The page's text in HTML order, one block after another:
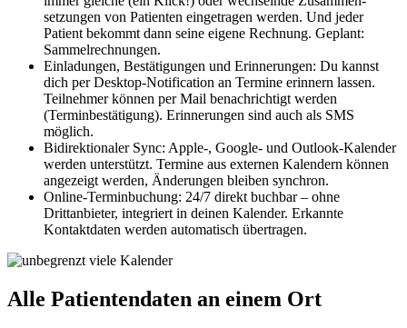
setzungen von Patienten eingetragen werden. Und jeder
Patient bekommt dann seine eigene Rechnung. Geplant:
Sammelrechnungen.
Einladungen, Bestätigungen und Erinnerungen: Du kannst
dich per Desktop-Notification an Termine erinnern lassen.
Teilnehmer können per Mail benachrichtigt werden
(Terminbestätigung). Erinnerungen sind auch als SMS
möglich.
Bidirektionaler Sync: Apple-, Google- und Outlook-Kalender
werden unterstützt. Termine aus externen Kalendern können
angezeigt werden, Änderungen bleiben synchron.
Online-Terminbuchung: 24/7 direkt buchbar – ohne
Drittanbieter, integriert in deinen Kalender. Erkannte
Kontaktdaten werden automatisch übertragen.
Alle Patientendaten an einem Ort